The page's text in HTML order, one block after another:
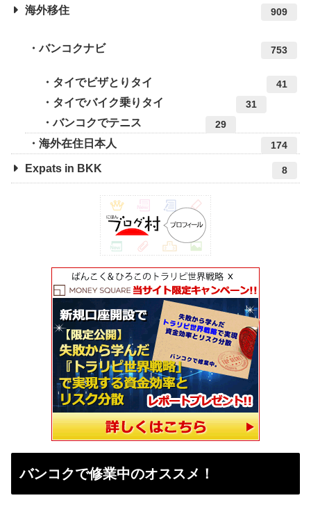
海外移住 909
バンコクナビ 753
タイでビザとりタイ 41
タイでバイク乗りタイ 31
バンコクでテニス 29
海外在住日本人 174
Expats in BKK 8
バンコクで修業中のオススメ！